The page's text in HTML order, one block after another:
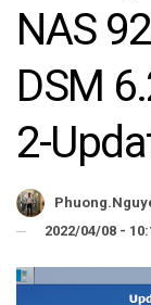
NAS
DSM
2-
2022/04/08 -